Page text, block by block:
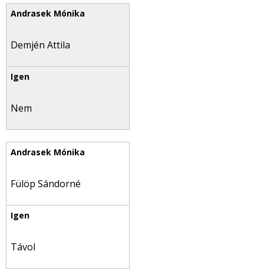
Demjén Attila
Nem
Fülöp Sándorné
Távol